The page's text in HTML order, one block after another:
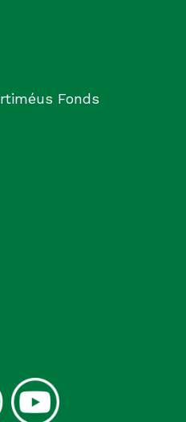
Fonds